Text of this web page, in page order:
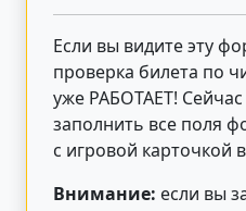
Если вы видите эту
проверка билета по
уже РАБОТАЕТ!
заполнить все поля
с игровой карточкой
Внимание: если вы